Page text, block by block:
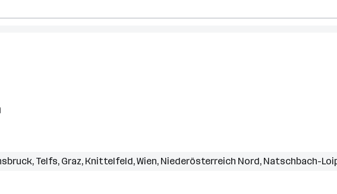
, Telfs, Graz, Knittelfeld,Wien, Niederösterreich Nord, Natschbach-